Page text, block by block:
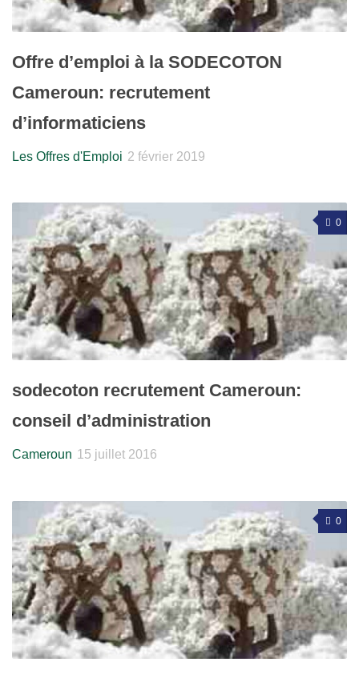
Offre d’emploi à la SODECOTON
Cameroun: recrutement
d’informaticiens
Les Offres d'Emploi 2 février 2019
0
sodecoton recrutement Cameroun:
conseil d’administration
Cameroun 15 juillet 2016
0